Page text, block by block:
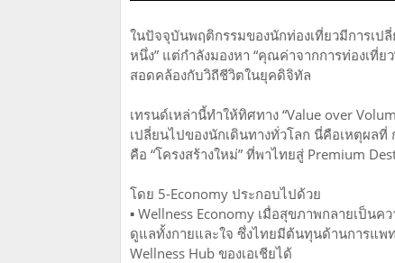
ในปัจจุบันพฤติกรรมของนักท่องเที่ยวมีการเป
หนึ่ง” แต่กำลังมองหา “คุณค่าจากการท่องเที่
สอดคล้องกับวิถีชีวิตในยุคดิจิทัล
เทรนด์เหล่านี้ทำให้ทิศทาง “Value over
เปลี่ยนไปของนักเดินทางทั่วโลก นี่คือเหตุผลที่
คือ “โครงสร้างใหม่” ที่พาไทยสู่ Premium
โดย 5-Economy ประกอบไปด้วย
▪️ Wellness Economy เมื่อสุขภาพกลายเป็น
ดูแลทั้งกายและใจ ซึ่งไทยมีต้นทุนด้านการแพ
Wellness Hub ของเอเชียได้